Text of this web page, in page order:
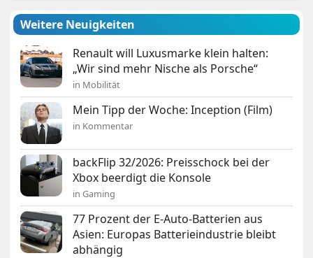
Weitere Neuigkeiten
Renault will Luxusmarke klein halten:
„Wir sind mehr Nische als Porsche“
in Mobilität
Mein Tipp der Woche: Inception (Film)
in Kommentar
backFlip 32/2026: Preisschock bei der
Xbox beerdigt die Konsole
in Gaming
77 Prozent der E-Auto-Batterien aus
Asien: Europas Batterieindustrie bleibt
abhängig